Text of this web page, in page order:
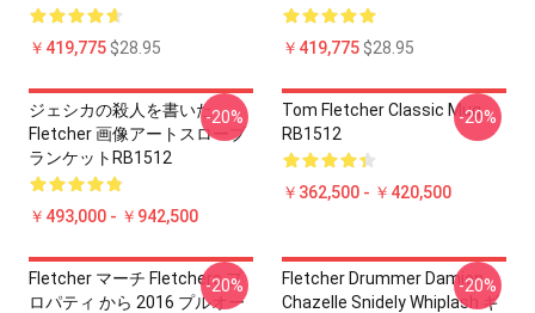
￥419,775$28.95 ￥419,775$28.95
ジェシカの殺人を書いた
Fletcher 画像アートスローブ
ランケットRB1512
￥493,000 - ￥942,500
-20%
Tom Fletcher Classic Mug
RB1512
￥362,500 - ￥420,500
-20%
Fletcher マーチ Fletchers プ
ロパティ から 2016 プルオー
-20%
Fletcher Drummer Damien
Chazelle Snidely Whiplash ギ
-20%